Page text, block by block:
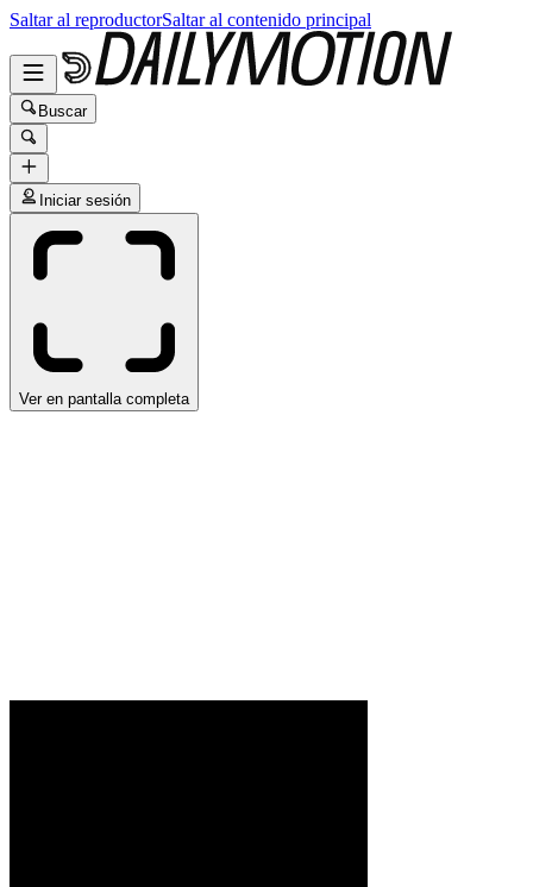
Saltar al reproductorSaltar al contenido principal
Buscar
Iniciar sesión
Ver en pantalla completa